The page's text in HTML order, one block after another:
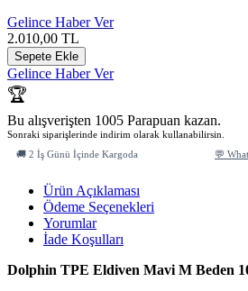
Gelince Haber Ver
2.010,00 TL
Sepete Ekle
Gelince Haber Ver
🏆
Bu alışverişten 1005 Parapuan kazan.
Sonraki siparişlerinde indirim olarak kullanabilirsin.
🚚 2 İş Günü İçinde Kargoda
💬
Ürün Açıklaması
Ödeme Seçenekleri
Yorumlar
İade Koşulları
Dolphin TPE Eldiven Mavi M Beden